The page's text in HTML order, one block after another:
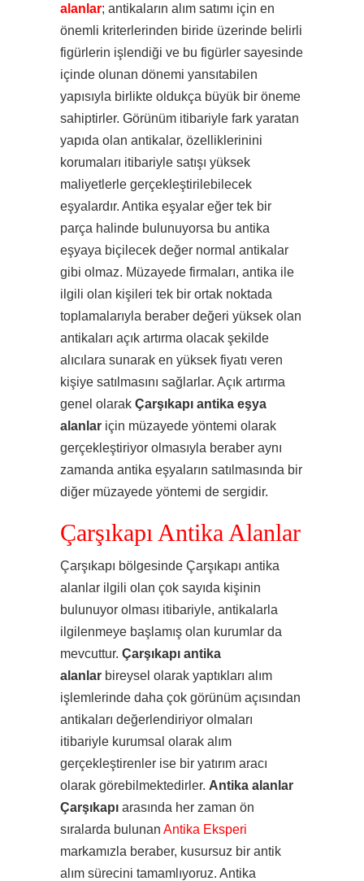
alanlar; antikaların alım satımı için en
önemli kriterlerinden biride üzerinde belirli
figürlerin işlendiği ve bu figürler sayesinde
içinde olunan dönemi yansıtabilen
yapısıyla birlikte oldukça büyük bir öneme
sahiptirler. Görünüm itibariyle fark yaratan
yapıda olan antikalar, özelliklerinini
korumaları itibariyle satışı yüksek
maliyetlerle gerçekleştirilebilecek
eşyalardır. Antika eşyalar eğer tek bir
parça halinde bulunuyorsa bu antika
eşyaya biçilecek değer normal antikalar
gibi olmaz. Müzayede firmaları, antika ile
ilgili olan kişileri tek bir ortak noktada
toplamalarıyla beraber değeri yüksek olan
antikaları açık artırma olacak şekilde
alıcılara sunarak en yüksek fiyatı veren
kişiye satılmasını sağlarlar. Açık artırma
genel olarak Çarşıkapı antika eşya
alanlar için müzayede yöntemi olarak
gerçekleştiriyor olmasıyla beraber aynı
zamanda antika eşyaların satılmasında bir
diğer müzayede yöntemi de sergidir.
Çarşıkapı Antika Alanlar
Çarşıkapı bölgesinde Çarşıkapı antika
alanlar ilgili olan çok sayıda kişinin
bulunuyor olması itibariyle, antikalarla
ilgilenmeye başlamış olan kurumlar da
mevcuttur. Çarşıkapı antika
alanlar bireysel olarak yaptıkları alım
işlemlerinde daha çok görünüm açısından
antikaları değerlendiriyor olmaları
itibariyle kurumsal olarak alım
gerçekleştirenler ise bir yatırım aracı
olarak görebilmektedirler. Antika alanlar
Çarşıkapı arasında her zaman ön
sıralarda bulunan Antika Eksperi
markamızla beraber, kusursuz bir antik
alım sürecini tamamlıyoruz. Antika